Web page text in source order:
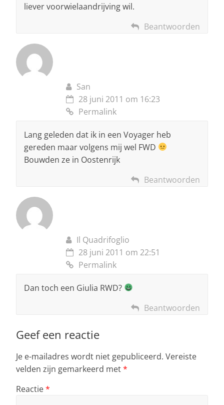
liever voorwielaandrijving wil.
Beantwoorden
San
28 juni 2011 om 16:23
Permalink
Lang geleden dat ik in een Voyager heb
gereden maar volgens mij wel FWD
Bouwden ze in Oostenrijk
Beantwoorden
Il Quadrifoglio
28 juni 2011 om 22:51
Permalink
Dan toch een Giulia RWD?
Beantwoorden
Geef een reactie
Je e-mailadres wordt niet gepubliceerd. Vereiste
velden zijn gemarkeerd met*
Reactie*